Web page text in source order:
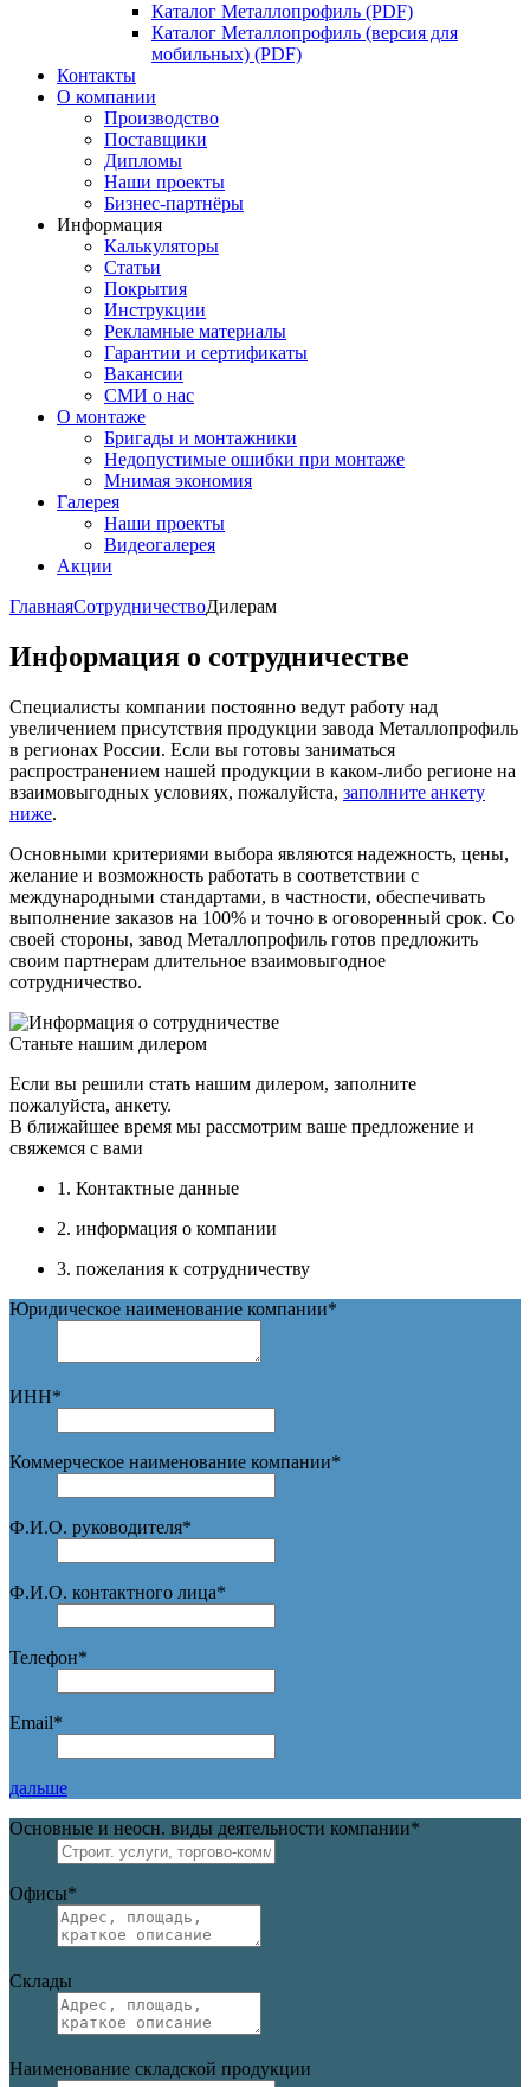
Каталог Металлопрофиль (PDF)
Каталог Металлопрофиль (версия для
мобильных) (PDF)
Контакты
О компании
Производство
Поставщики
Дипломы
Наши проекты
Бизнес-партнёры
Информация
Калькуляторы
Статьи
Покрытия
Инструкции
Рекламные материалы
Гарантии и сертификаты
Вакансии
СМИ о нас
О монтаже
Бригады и монтажники
Недопустимые ошибки при монтаже
Мнимая экономия
Галерея
Наши проекты
Видеогалерея
Акции
ГлавнаяСотрудничествоДилерам
Информация о сотрудничестве
Специалисты компании постоянно ведут работу над
увеличением присутствия продукции завода Металлопрофиль
в регионах России. Если вы готовы заниматься
распространением нашей продукции в каком-либо регионе на
взаимовыгодных условиях, пожалуйста, заполните анкету
ниже.
Основными критериями выбора являются надежность, цены,
желание и возможность работать в соответствии с
международными стандартами, в частности, обеспечивать
выполнение заказов на 100% и точно в оговоренный срок. Со
своей стороны, завод Металлопрофиль готов предложить
своим партнерам длительное взаимовыгодное
сотрудничество.
Станьте нашим дилером
Если вы решили стать нашим дилером, заполните
пожалуйста, анкету.
В ближайшее время мы рассмотрим ваше предложение и
свяжемся с вами
1. Контактные данные
2. информация о компании
3. пожелания к сотрудничеству
Юридическое наименование компании*
ИНН*
Коммерческое наименование компании*
Ф.И.О. руководителя*
Ф.И.О. контактного лица*
Телефон*
Email*
дальше
Основные и неосн. виды деятельности компании*
Офисы*
Склады
Наименование складской продукции